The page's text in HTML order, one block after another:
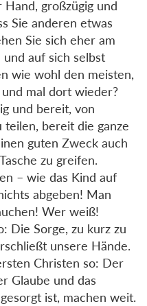
großzügig und
Sie anderen etwas
Sie sich eher am
und auf sich selbst
wie wohl den meisten,
mal dort wieder?
und bereit, von
teilen, bereit die ganze
guten Zweck auch
zu greifen.
– wie das Kind auf
abgeben! Man
Wer weiß!
Die Sorge, zu kurz zu
unsere Hände.
Christen so: Der
Glaube und das
ist, machen weit.